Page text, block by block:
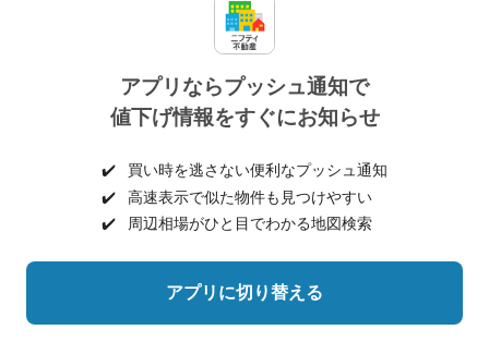
アプリならプッシュ通知で
値下げ情報をすぐにお知らせ
✔️
買い時を逃さない便利なプッシュ通知
✔️
高速表示で似た物件も見つけやすい
✔️
周辺相場がひと目でわかる地図検索
アプリに切り替える
個人情報保護ポリシー 利用規約
ヘルプ・お問い合わせ 採用情報
©NIFTY Lifestyle Co., Ltd.